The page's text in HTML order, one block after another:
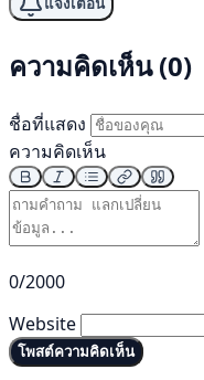
แจ้งเตือน
ความคิดเห็น (0)
ชื่อที่แสดง
ความคิดเห็น
0/2000
Website
โพสต์ความคิดเห็น